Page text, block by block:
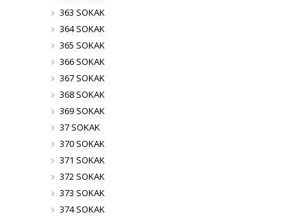
363 SOKAK
364 SOKAK
365 SOKAK
366 SOKAK
367 SOKAK
368 SOKAK
369 SOKAK
37 SOKAK
370 SOKAK
371 SOKAK
372 SOKAK
373 SOKAK
374 SOKAK